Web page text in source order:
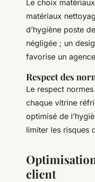
Le choix
matériaux
d’hygiène poste
négligée ; un
favorise un
Respect des
Le respect
chaque vitrine
optimisé de
limiter les risques
client